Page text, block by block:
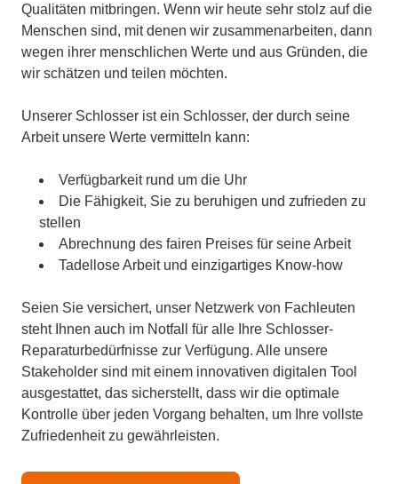
Qualitäten mitbringen. Wenn wir heute sehr stolz auf die
Menschen sind, mit denen wir zusammenarbeiten, dann
wegen ihrer menschlichen Werte und aus Gründen, die
wir schätzen und teilen möchten.
Unserer Schlosser ist ein Schlosser, der durch seine
Arbeit unsere Werte vermitteln kann:
Verfügbarkeit rund um die Uhr
Die Fähigkeit, Sie zu beruhigen und zufrieden zu
stellen
Abrechnung des fairen Preises für seine Arbeit
Tadellose Arbeit und einzigartiges Know-how
Seien Sie versichert, unser Netzwerk von Fachleuten
steht Ihnen auch im Notfall für alle Ihre Schlosser-
Reparaturbedürfnisse zur Verfügung. Alle unsere
Stakeholder sind mit einem innovativen digitalen Tool
ausgestattet, das sicherstellt, dass wir die optimale
Kontrolle über jeden Vorgang behalten, um Ihre vollste
Zufriedenheit zu gewährleisten.